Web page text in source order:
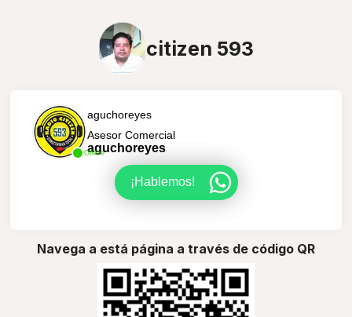
citizen 593
Online
aguchoreyes
Asesor Comercial
aguchoreyes
¡Hablemos!
Navega a está página a través de código QR